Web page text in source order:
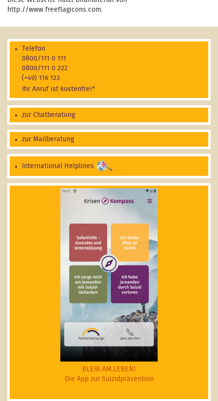
http://www.freeflagicons.com.
Telefon
0800/111 0 111
0800/111 0 222
(+49) 116 123
Ihr Anruf ist kostenfrei*
zur Chatberatung
zur Mailberatung
International Helplines
BLEIB.AM.LEBEN!
Die App zur Suizidprävention